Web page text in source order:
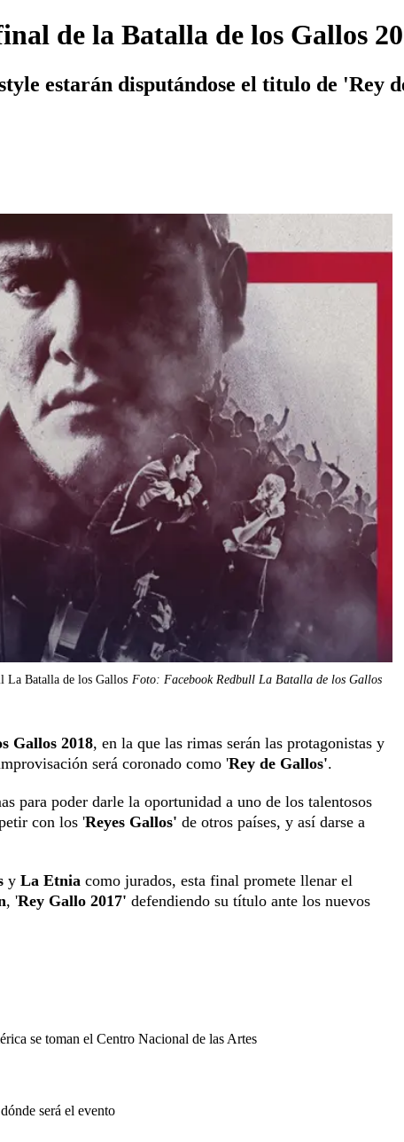
de la Batalla de los Gallos
estarán disputándose el titulo de 'Rey
La Batalla de los Gallos Foto: Facebook Redbull La Batalla de los Gallos
Gallos 2018, en la que las rimas serán las protagonistas y
será coronado como 'Rey de Gallos'.
para poder darle la oportunidad a uno de los talentosos
con los 'Reyes Gallos' de otros países, y así darse a
y La Etnia como jurados, esta final promete llenar el
, 'Rey Gallo 2017' defendiendo su título ante los nuevos
se toman el Centro Nacional de las Artes
será el evento